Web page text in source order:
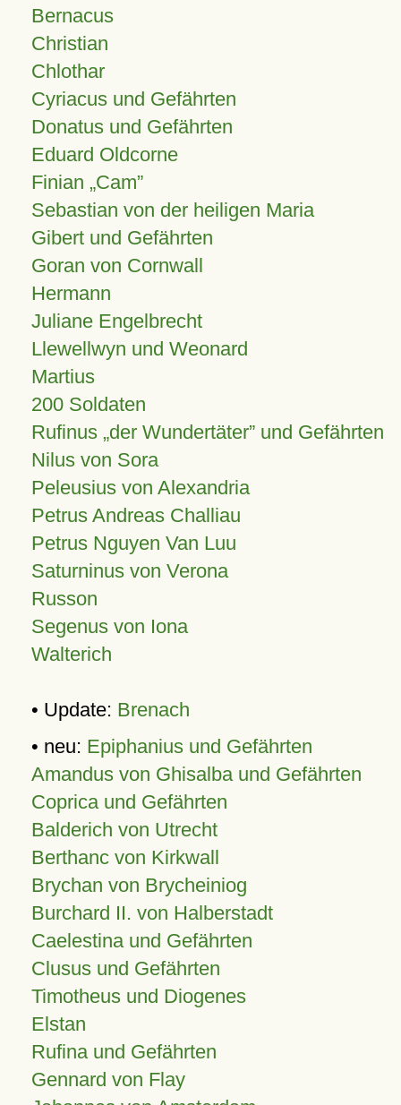
Bernacus
Christian
Chlothar
Cyriacus und Gefährten
Donatus und Gefährten
Eduard Oldcorne
Finian Cam
Sebastian von der heiligen Maria
Gibert und Gefährten
Goran von Cornwall
Hermann
Juliane Engelbrecht
Llewellwyn und Weonard
Martius
200 Soldaten
Rufinus „der Wundertäter” und Gefährten
Nilus von Sora
Peleusius von Alexandria
Petrus Andreas Challiau
Petrus Nguyen Van Luu
Saturninus von Verona
Russon
Segenus von Iona
Walterich
• Update: Brenach
• neu: Epiphanius und Gefährten
Amandus von Ghisalba und Gefährten
Coprica und Gefährten
Balderich von Utrecht
Berthanc von Kirkwall
Brychan von Brycheiniog
Burchard II. von Halberstadt
Caelestina und Gefährten
Clusus und Gefährten
Timotheus und Diogenes
Elstan
Rufina und Gefährten
Gennard von Flay